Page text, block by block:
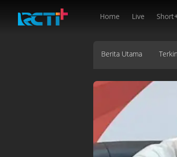
Home Live
Berita Utama